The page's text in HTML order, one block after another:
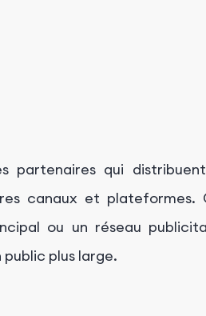
partenaires qui
canaux et plateformes.
ou un réseau
plus large.